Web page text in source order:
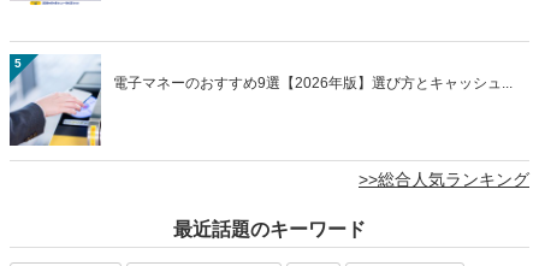
5
電子マネーのおすすめ9選【2026年版】選び方とキャッシュ...
>>総合人気ランキング
最近話題のキーワード